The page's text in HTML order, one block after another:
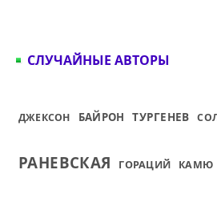
СЛУЧАЙНЫЕ АВТОРЫ
ДЖЕКСОН БАЙРОН ТУРГЕНЕВ
РАНЕВСКАЯ ГОРАЦИЙ КАМЮ